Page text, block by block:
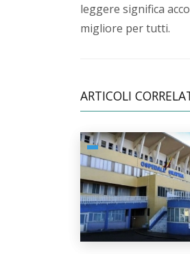
leggere significa
migliore per tutti.
ARTICOLI